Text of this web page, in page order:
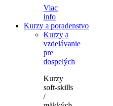
Viac
info
Kurzy a poradenstvo
Kurzy a
vzdelávanie
pre
dospelých
Kurzy
soft-skills
/